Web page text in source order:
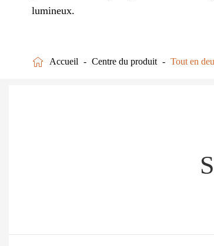
lumineux.
 Accueil Centre du produit Tout en